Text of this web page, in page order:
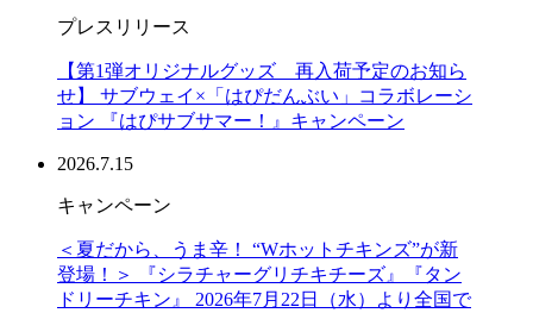
プレスリリース
【第1弾オリジナルグッズ 再入荷予定のお知ら
せ】 サブウェイ×「はぴだんぶい」コラボレーシ
ョン 『はぴサブサマー！』キャンペーン
2026.7.15
キャンペーン
＜夏だから、うま辛！ “Wホットチキンズ”が新
登場！＞ 『シラチャーグリチキチーズ』『タン
ドリーチキン』 2026年7月22日（水）より全国で